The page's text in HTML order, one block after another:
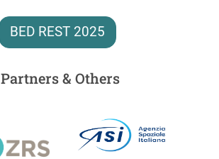
BED REST 2025
Partners & Others